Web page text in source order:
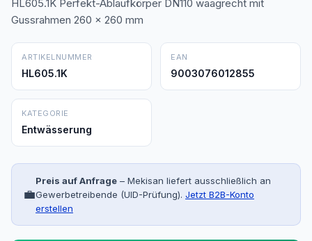
HL605.1K Perfekt-Ablaufkörper DN110 waagrecht mit
Gussrahmen 260 x 260 mm
ARTIKELNUMMER
HL605.1K
EAN
9003076012855
KATEGORIE
Entwässerung
💼
Preis auf Anfrage – Mekisan liefert ausschließlich an
Gewerbetreibende (UID-Prüfung). Jetzt B2B-Konto
erstellen